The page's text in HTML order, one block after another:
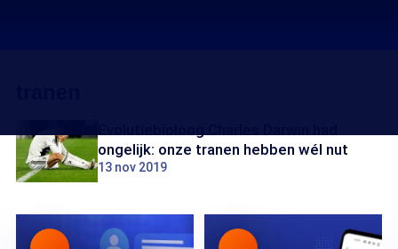
ongelijk: onze tranen hebben wél nut
13 nov 2019